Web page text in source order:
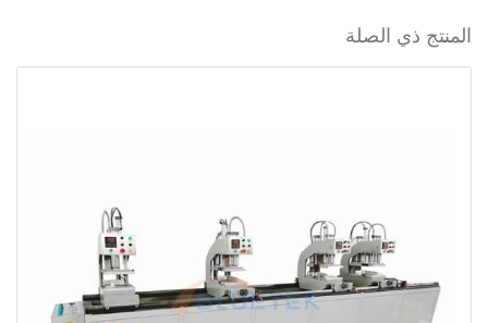
المنتج ذي الصلة